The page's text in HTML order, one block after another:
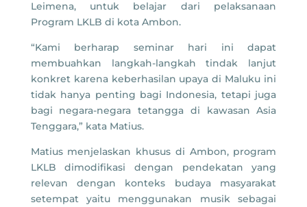
Leimena, untuk belajar dari pelaksanaan
Program LKLB di kota Ambon.
“Kami berharap seminar hari ini dapat
membuahkan langkah-langkah tindak lanjut
konkret karena keberhasilan upaya di Maluku ini
tidak hanya penting bagi Indonesia, tetapi juga
bagi negara-negara tetangga di kawasan Asia
Tenggara,” kata Matius.
Matius menjelaskan khusus di Ambon, program
LKLB dimodifikasi dengan pendekatan yang
relevan dengan konteks budaya masyarakat
setempat yaitu menggunakan musik sebagai